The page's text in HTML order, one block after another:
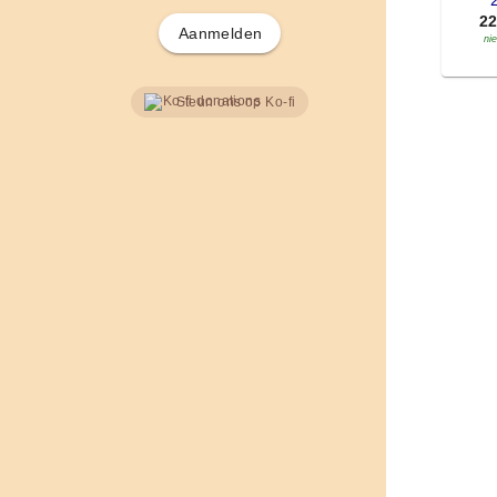
Aanmelden
Steun ons op Ko-fi